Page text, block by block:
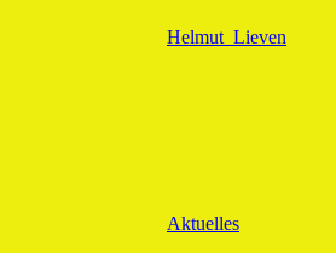
Helmut_Lieven
Aktuelles